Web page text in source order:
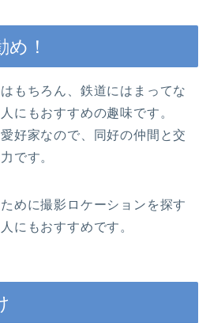
！
もちろん、鉄道にはまってな
にもおすすめの趣味です。
好家なので、同好の仲間と交
です。
めに撮影ロケーションを探す
にもおすすめです。